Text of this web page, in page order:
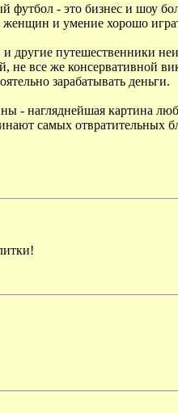
- это бизнес и шоу
и умение хорошо
другие путешественники
не все же консервативной
зарабатывать деньги.
- нагляднейшая картина
самых отвратительных